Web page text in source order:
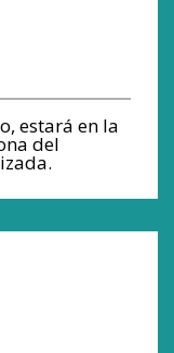
estará en la
del